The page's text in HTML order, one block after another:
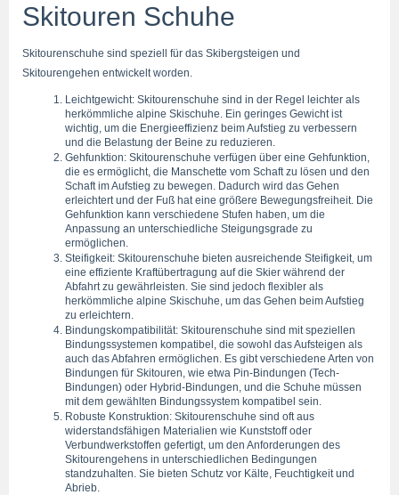
Skitouren Schuhe
Skitourenschuhe sind speziell für das Skibergsteigen und
Skitourengehen entwickelt worden.
Leichtgewicht: Skitourenschuhe sind in der Regel leichter als
herkömmliche alpine Skischuhe. Ein geringes Gewicht ist
wichtig, um die Energieeffizienz beim Aufstieg zu verbessern
und die Belastung der Beine zu reduzieren.
Gehfunktion: Skitourenschuhe verfügen über eine Gehfunktion,
die es ermöglicht, die Manschette vom Schaft zu lösen und den
Schaft im Aufstieg zu bewegen. Dadurch wird das Gehen
erleichtert und der Fuß hat eine größere Bewegungsfreiheit. Die
Gehfunktion kann verschiedene Stufen haben, um die
Anpassung an unterschiedliche Steigungsgrade zu
ermöglichen.
Steifigkeit: Skitourenschuhe bieten ausreichende Steifigkeit, um
eine effiziente Kraftübertragung auf die Skier während der
Abfahrt zu gewährleisten. Sie sind jedoch flexibler als
herkömmliche alpine Skischuhe, um das Gehen beim Aufstieg
zu erleichtern.
Bindungskompatibilität: Skitourenschuhe sind mit speziellen
Bindungssystemen kompatibel, die sowohl das Aufsteigen als
auch das Abfahren ermöglichen. Es gibt verschiedene Arten von
Bindungen für Skitouren, wie etwa Pin-Bindungen (Tech-
Bindungen) oder Hybrid-Bindungen, und die Schuhe müssen
mit dem gewählten Bindungssystem kompatibel sein.
Robuste Konstruktion: Skitourenschuhe sind oft aus
widerstandsfähigen Materialien wie Kunststoff oder
Verbundwerkstoffen gefertigt, um den Anforderungen des
Skitourengehens in unterschiedlichen Bedingungen
standzuhalten. Sie bieten Schutz vor Kälte, Feuchtigkeit und
Abrieb.